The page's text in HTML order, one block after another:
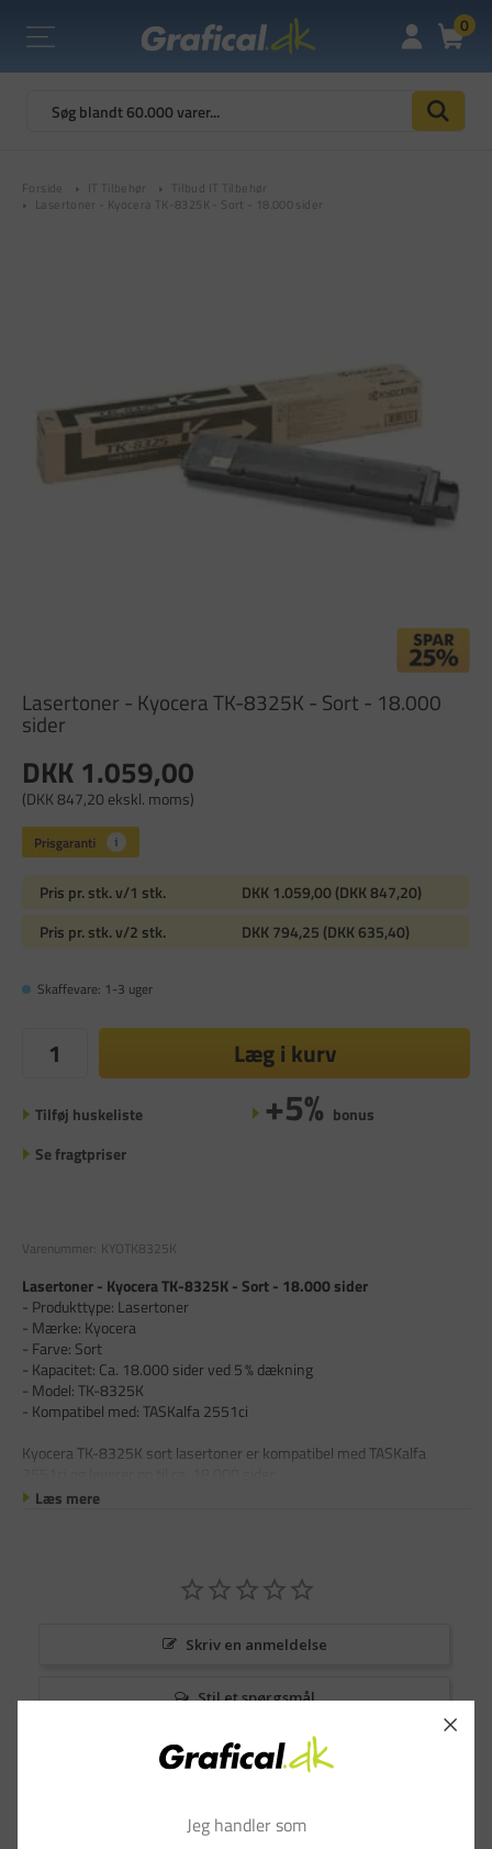
0
Forside IT Tilbehør
Tilbud IT Tilbehør
Lasertoner - Kyocera TK-8325K - Sort - 18.000 sider
Lasertoner - Kyocera TK-8325K - Sort - 18.000
sider
DKK 1.059,00
(DKK 847,20 ekskl. moms)
Pris pr. stk. v/1 stk.
DKK 1.059,00 (DKK 847,20)
Pris pr. stk. v/2 stk.
DKK 794,25 (DKK 635,40)
Skaffevare: 1-3 uger
Læg i kurv
Tilføj huskeliste +5% bonus
Se fragtpriser
Varenummer: KYOTK8325K
Lasertoner - Kyocera TK-8325K - Sort - 18.000 sider
- Produkttype: Lasertoner
- Mærke: Kyocera
- Farve: Sort
- Kapacitet: Ca. 18.000 sider ved 5 % dækning
- Model: TK-8325K
- Kompatibel med: TASKalfa 2551ci
Kyocera TK-8325K sort lasertoner er kompatibel med TASKalfa
Læs mere
Skriv en anmeldelse
Stil et spørgsmål
Spørgsmål & Svar
Jeg handler som